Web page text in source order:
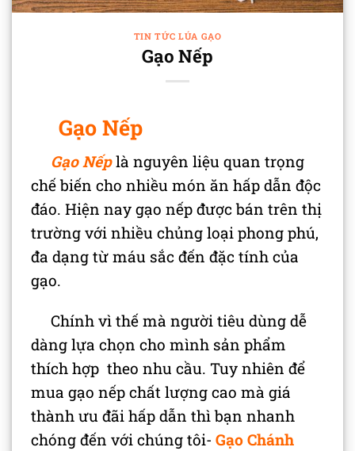
TIN TỨC LÚA GẠO
Gạo Nếp
Gạo Nếp
Gạo Nếplà nguyên liệu quan trọng
chế biến cho nhiều món ăn hấp dẫn độc
đáo. Hiện nay gạo nếp được bán trên thị
trường với nhiều chủng loại phong phú,
đa dạng từ máu sắc đến đặc tính của
gạo.
Chính vì thế mà người tiêu dùng dễ
dàng lựa chọn cho mình sản phẩm
thích hợp theo nhu cầu. Tuy nhiên để
mua gạo nếp chất lượng cao mà giá
thành ưu đãi hấp dẫn thì bạn nhanh
chóng đến với chúng tôi- Gạo Chánh